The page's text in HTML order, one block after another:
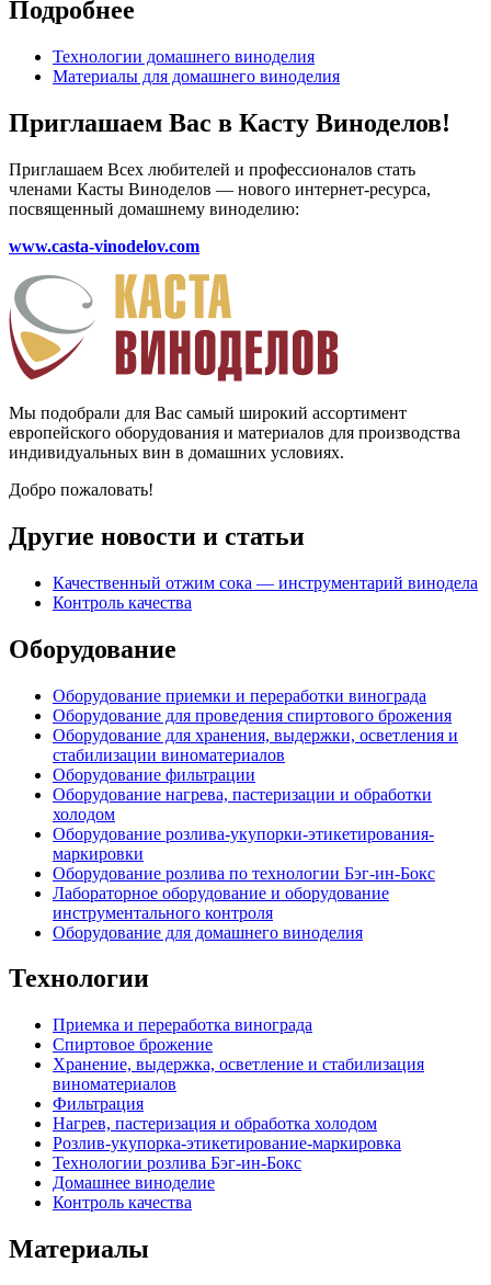
Подробнее
Технологии домашнего виноделия
Материалы для домашнего виноделия
Приглашаем Вас в Касту Виноделов!
Приглашаем Всех любителей и профессионалов стать
членами Касты Виноделов — нового интернет-ресурса,
посвященный домашнему виноделию:
www.casta-vinodelov.com
Мы подобрали для Вас самый широкий ассортимент
европейского оборудования и материалов для производства
индивидуальных вин в домашних условиях.
Добро пожаловать!
Другие новости и статьи
Качественный отжим сока — инструментарий винодела
Контроль качества
Оборудование
Оборудование приемки и переработки винограда
Оборудование для проведения спиртового брожения
Оборудование для хранения, выдержки, осветления и
стабилизации виноматериалов
Оборудование фильтрации
Оборудование нагрева, пастеризации и обработки
холодом
Оборудование розлива-укупорки-этикетирования-
маркировки
Оборудование розлива по технологии Бэг-ин-Бокс
Лабораторное оборудование и оборудование
инструментального контроля
Оборудование для домашнего виноделия
Технологии
Приемка и переработка винограда
Спиртовое брожение
Хранение, выдержка, осветление и стабилизация
виноматериалов
Фильтрация
Нагрев, пастеризация и обработка холодом
Розлив-укупорка-этикетирование-маркировка
Технологии розлива Бэг-ин-Бокс
Домашнее виноделие
Контроль качества
Материалы